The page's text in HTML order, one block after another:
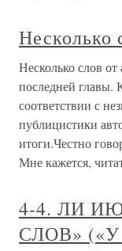
Несколько
Несколько слов
последней главы.
соответствии с
публицистики
итоги.Честно
Мне кажется,
4-4. ЛИ
СЛОВ»